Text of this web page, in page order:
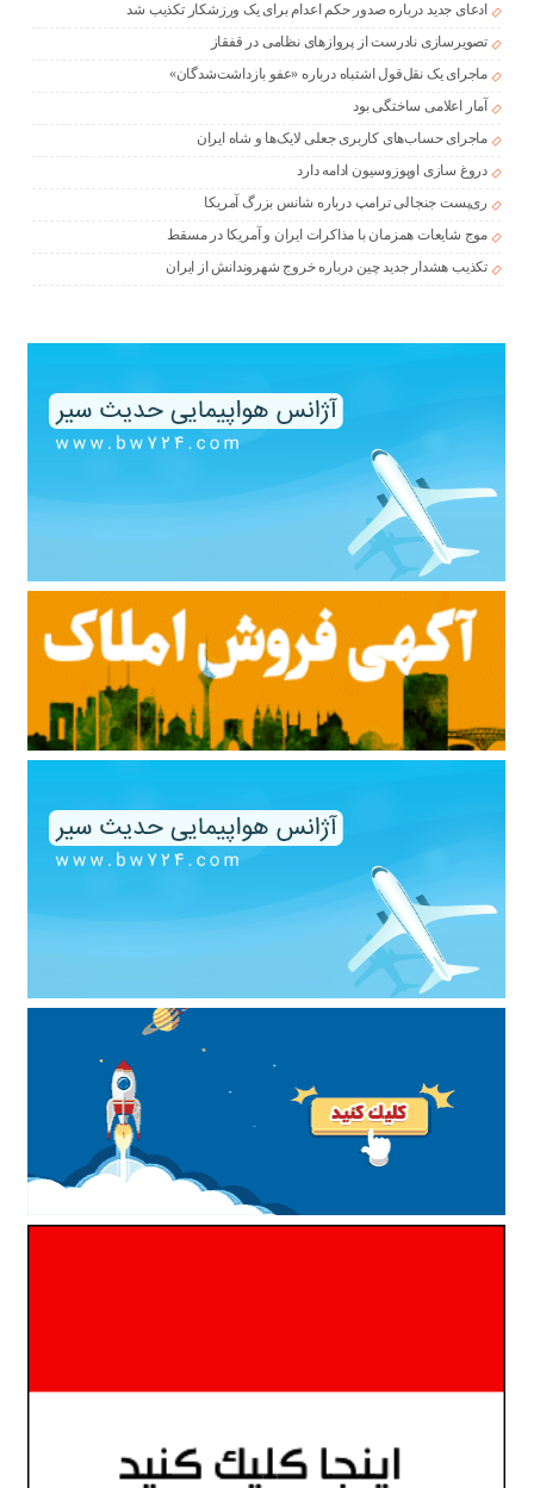
ادعای جدید درباره صدور حکم اعدام برای یک ورزشکار تکذیب شد
تصویرسازی نادرست از پروازهای نظامی در قفقاز
ماجرای یک نقل‌قول اشتباه درباره «عفو بازداشت‌شدگان»
آمار اعلامی ساختگی بود
ماجرای حساب‌های کاربری جعلی لایک‌ها و شاه ایران
دروغ سازی اوپوزوسیون ادامه دارد
ری‌پست جنجالی ترامپ درباره شانس بزرگ آمریکا
موج شایعات همزمان با مذاکرات ایران و آمریکا در مسقط
تکذیب هشدار جدید چین درباره خروج شهروندانش از ایران